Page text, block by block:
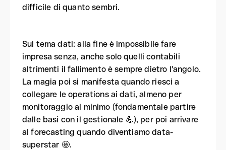
difficile di quanto sembri.
Sul tema dati: alla fine è impossibile fare
impresa senza, anche solo quelli contabili
altrimenti il fallimento è sempre dietro l'angolo.
La magia poi si manifesta quando riesci a
collegare le operations ai dati, almeno per
monitoraggio al minimo (fondamentale partire
dalle basi con il gestionale 💪), per poi arrivare
al forecasting quando diventiamo data-
superstar 🤩.